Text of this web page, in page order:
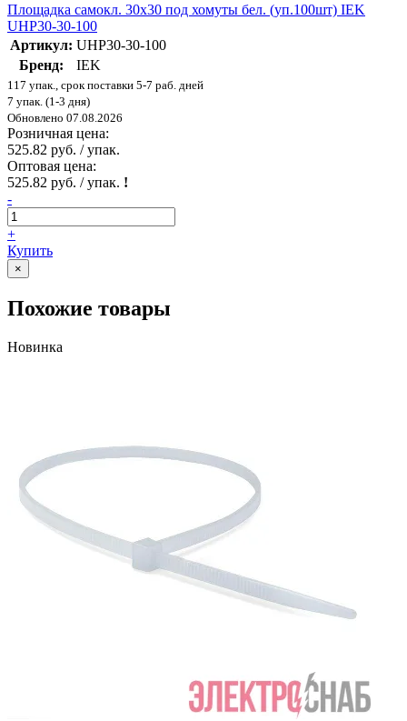
Площадка самокл. 30х30 под хомуты бел. (уп.100шт) IEK
UHP30-30-100
Артикул: UHP30-30-100
Бренд:
IEK
117 упак., срок поставки 5-7 раб. дней
7 упак. (1-3 дня)
Обновлено 07.08.2026
Розничная цена:
525.82 руб. / упак.
Оптовая цена:
525.82 руб. / упак. !
-
+
Купить
×
Похожие товары
Новинка